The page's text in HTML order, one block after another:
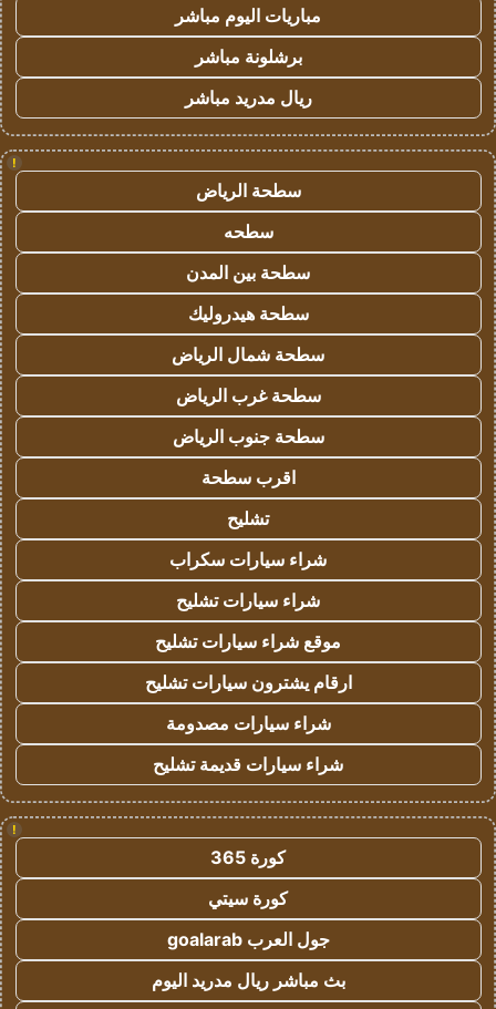
مباريات اليوم مباشر
برشلونة مباشر
ريال مدريد مباشر
!
سطحة الرياض
سطحه
سطحة بين المدن
سطحة هيدروليك
سطحة شمال الرياض
سطحة غرب الرياض
سطحة جنوب الرياض
اقرب سطحة
تشليح
شراء سيارات سكراب
شراء سيارات تشليح
موقع شراء سيارات تشليح
ارقام يشترون سيارات تشليح
شراء سيارات مصدومة
شراء سيارات قديمة تشليح
!
كورة 365
كورة سيتي
جول العرب goalarab
بث مباشر ريال مدريد اليوم